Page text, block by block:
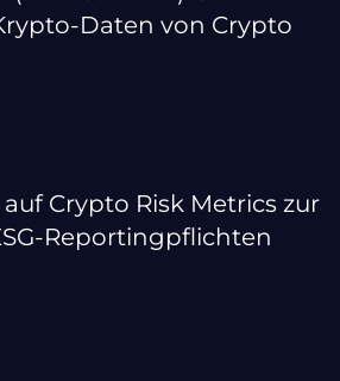
Daten von Crypto
Crypto Risk Metrics zur
Reportingpflichten